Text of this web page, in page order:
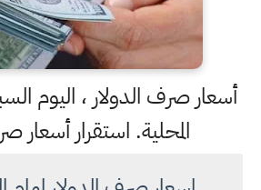
أسعار صرف الدولار ، اليوم
المحلية. استقرار أسعار